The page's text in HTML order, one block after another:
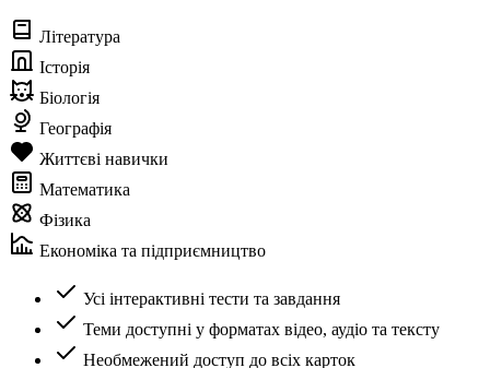
Література
Історія
Біологія
Географія
Життєві навички
Математика
Фізика
Економіка та підприємництво
Усі інтерактивні тести та завдання
Теми доступні у форматах відео, аудіо та тексту
Необмежений доступ до всіх карток